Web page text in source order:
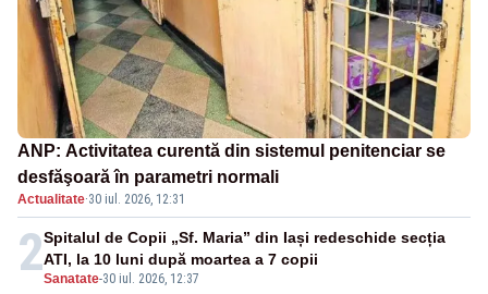
ANP: Activitatea curentă din sistemul penitenciar se
desfăşoară în parametri normali
Actualitate·30 iul. 2026, 12:31
2Sanatate-30 iul. 2026, 12:37
Spitalul de Copii „Sf. Maria” din Iași redeschide secția
ATI, la 10 luni după moartea a 7 copii